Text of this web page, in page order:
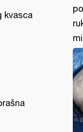
kvasca